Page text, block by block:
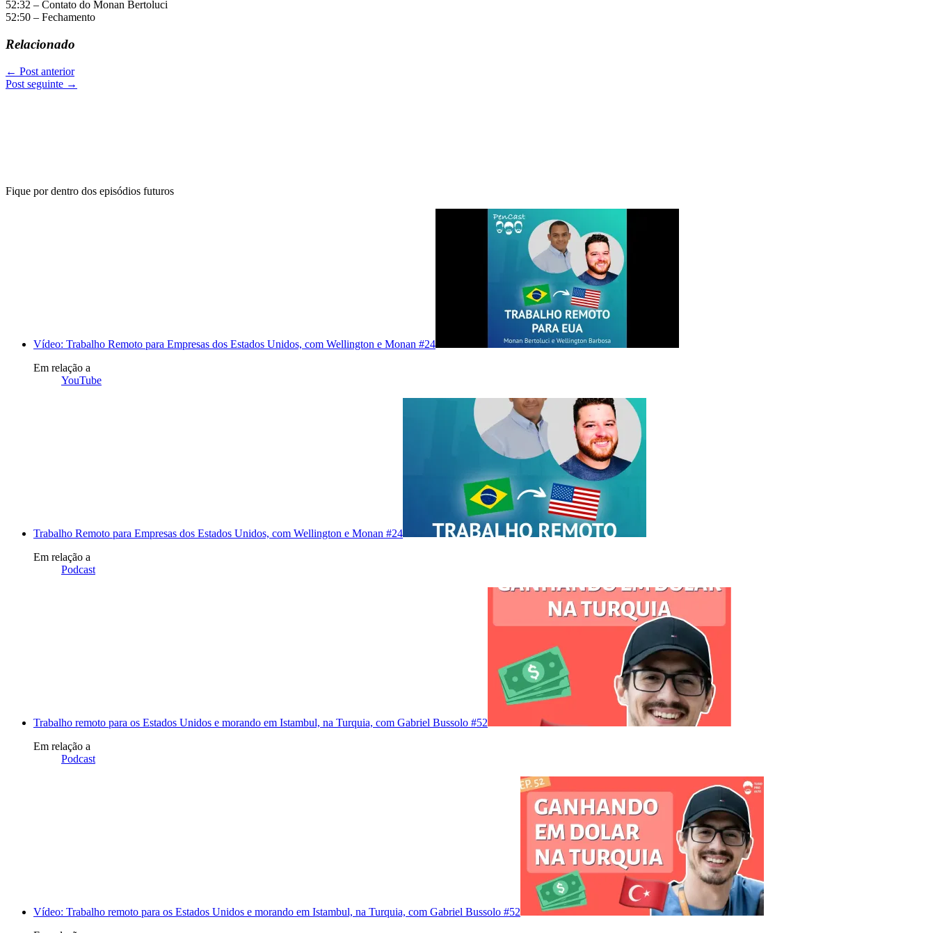
52:32 – Contato do Monan Bertoluci
52:50 – Fechamento
Relacionado
← Post anterior
Post seguinte →
Fique por dentro dos episódios futuros
Vídeo: Trabalho Remoto para Empresas dos Estados Unidos, com Wellington e Monan #24
Em relação a
YouTube
Trabalho Remoto para Empresas dos Estados Unidos, com Wellington e Monan #24
Em relação a
Podcast
Trabalho remoto para os Estados Unidos e morando em Istambul, na Turquia, com Gabriel Bussolo #52
Em relação a
Podcast
Vídeo: Trabalho remoto para os Estados Unidos e morando em Istambul, na Turquia, com Gabriel Bussolo #52